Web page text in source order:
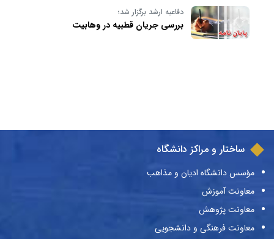
دفاعیه ارشد برگزار شد؛
بررسی جریان قطبیه در وهابیت
ساختار و مراکز دانشگاه
مؤسس دانشگاه ادیان و مذاهب
معاونت آموزش
معاونت پژوهش
معاونت فرهنگی و دانشجویی